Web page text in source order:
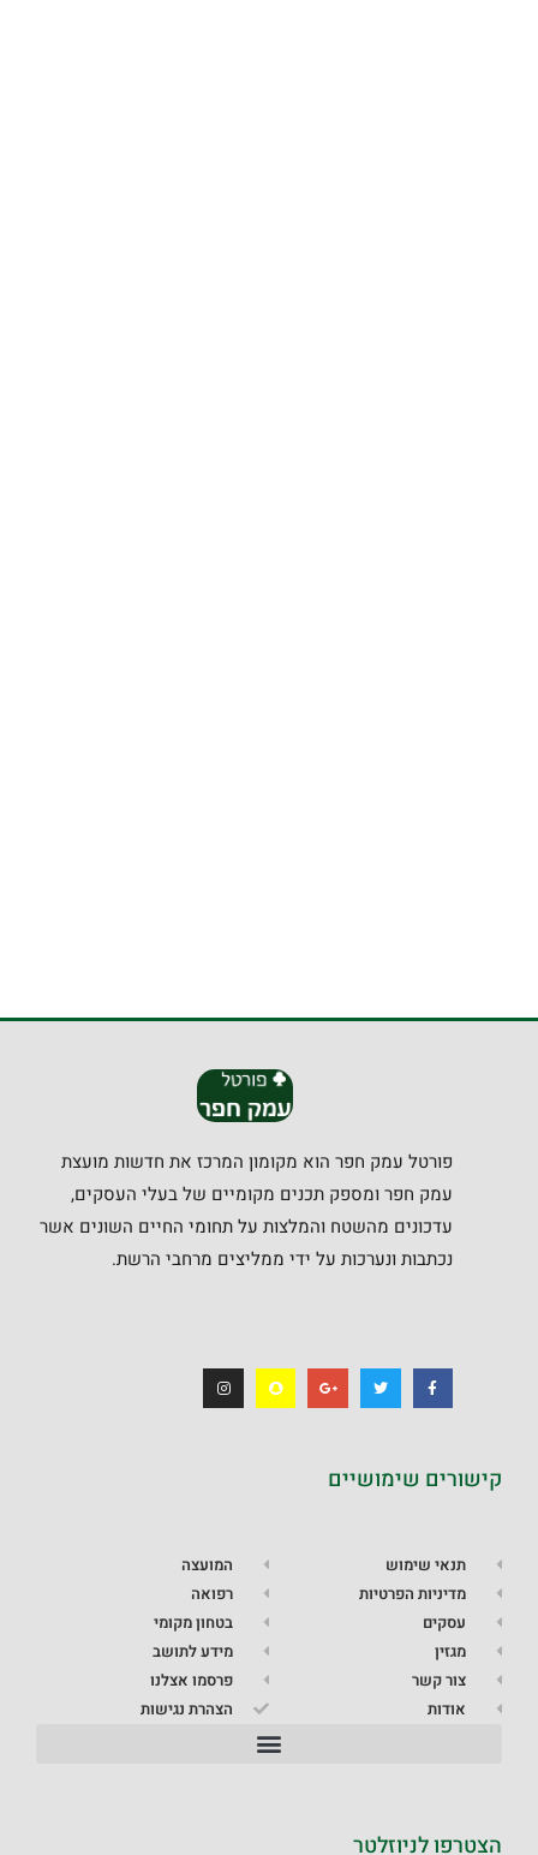
פורטל עמק חפר הוא מקומון המרכז את חדשות מועצת
עמק חפר ומספק תכנים מקומיים של בעלי העסקים,
עדכונים מהשטח והמלצות על תחומי החיים השונים אשר
נכתבות ונערכות על ידי ממליצים מרחבי הרשת.
קישורים שימושיים
תנאי שימוש
מדיניות הפרטיות
עסקים
מגזין
צור קשר
אודות
המועצה
רפואה
בטחון מקומי
מידע לתושב
פרסמו אצלנו
הצהרת נגישות
הצטרפו לניוזלטר